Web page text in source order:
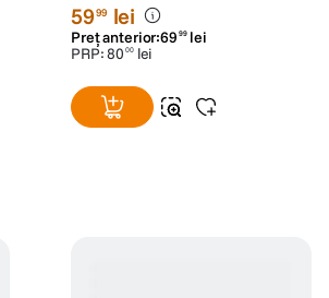
5999 lei
Preț anterior:69 99 lei
PRP:80 00 lei